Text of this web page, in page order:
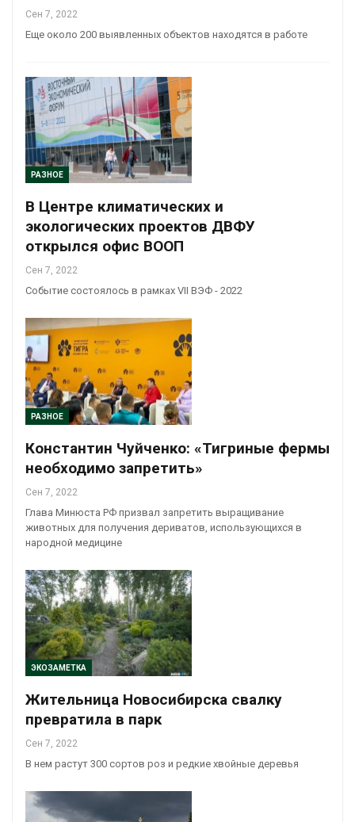
Сен 7, 2022
Еще около 200 выявленных объектов находятся в работе
РАЗНОЕ
В Центре климатических и
экологических проектов ДВФУ
открылся офис ВООП
Сен 7, 2022
Событие состоялось в рамках VII ВЭФ - 2022
РАЗНОЕ
Константин Чуйченко: «Тигриные фермы
необходимо запретить»
Сен 7, 2022
Глава Минюста РФ призвал запретить выращивание
животных для получения дериватов, использующихся в
народной медицине
ЭКОЗАМЕТКА
Жительница Новосибирска свалку
превратила в парк
Сен 7, 2022
В нем растут 300 сортов роз и редкие хвойные деревья